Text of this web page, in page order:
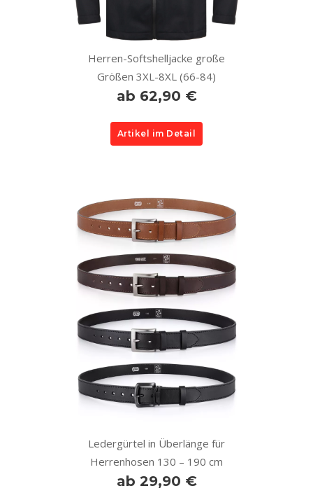
Herren-Softshelljacke große
Größen 3XL-8XL (66-84)
ab 62,90 €
Artikel im Detail
Ledergürtel in Überlänge für
Herrenhosen 130 – 190 cm
ab 29,90 €